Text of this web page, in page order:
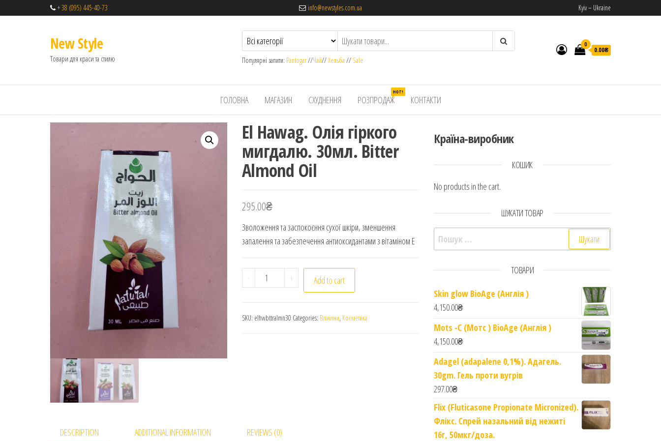
+ 38 (095) 445-40-73 info@newstyles.com.ua Kyiv – Ukraine
New Style
Товари для краси та стилю Популярні запити: Pantogar//Чай//Хельба // Sale
0
0.00₴
ГОЛОВНА МАГАЗИН СХУДНЕННЯ РОЗПРОДАЖ
HOT!
КОНТАКТИ
El Hawag. Олія гіркого
мигдалю. 30мл. Bitter
Almond Oil
295.00₴
Зволоження та заспокоєння сухої шкіри, зменшення
запалення та забезпечення антиоксидантами з вітаміном Е
- El Hawag. Олія гіркого мигдалю. 30мл. Bitter Almond Oil quantity
+ Add to cart
SKU: elhwbttralmn30 Categories: Вітаміни, Косметика
DESCRIPTION ADDITIONAL INFORMATION REVIEWS (0)
Країна-виробник
КОШИК
No products in the cart.
ШУКАТИ ТОВАР
Пошук:
ТОВАРИ
Skin glow BioAge (Англія )
4,150.00₴
Mots -C (Мотс ) BioAge (Англія )
4,150.00₴
Adagel (adapalene 0,1%). Адагель.
30gm. Гель проти вугрів
297.00₴
Flix (Fluticasone Propionate Micronized).
Флікс. Спрей назальний від нежиті
16г, 50мкг/доза.